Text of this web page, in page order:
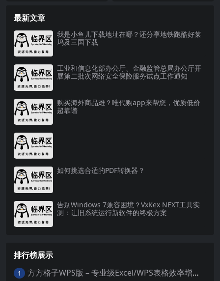
最新文章
我是小鱼儿下载地址在哪？还分享地铁跑酷好莱
坞及三国下载
工业和信息化部办公厅、金融监管总局办公厅开
展第二批次网络安全保险服务试点工作通知
购买海外商品难？唯代购app来帮您，优质低价
超靠谱
如何挑选合适的PDF转换器？
告别Windows 7兼容困境？VxKex NEXT工具实
测：让旧系统运行新软件的终极方案
排行榜展示
1 方方格子WPS版 – 专业级Excel/WPS表格效率增强插件